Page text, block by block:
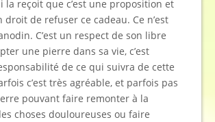
la reçoit que c’est une proposition et
droit de refuser ce cadeau. Ce n’est
C’est un respect de son libre
une pierre dans sa vie, c’est
de ce qui suivra de cette
c’est très agréable, et parfois pas
pouvant faire remonter à la
choses douloureuses ou faire